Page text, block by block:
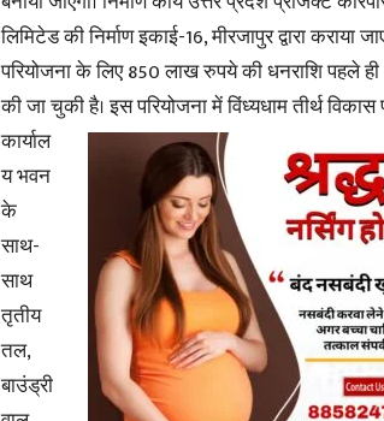
लिमिटेड की निर्माण इकाई-16, मीरजापुर द्वारा कराया
परियोजना के लिए 850 लाख रुपये की धनराशि पहले
की जा चुकी है। इसपरियोजना में विंध्यधाम तीर्थ
कार्याल
य भवन
के
साथ-
साथ
तृतीय
तल,
बाउंड्री